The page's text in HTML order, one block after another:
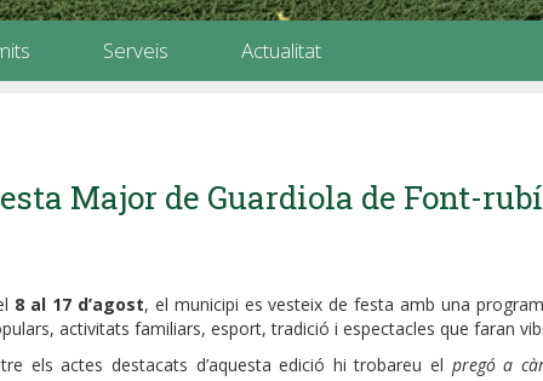
Serveis Actualitat
Major de Guardiola de Font-
8 al 17 d’agost, el municipi es vesteix de festa amb una
activitats familiars, esport, tradició i espectacles que faran
els actes destacats d’aquesta edició hi trobareu el pregó a